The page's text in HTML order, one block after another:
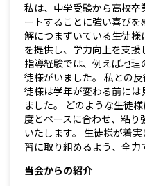
私は、中学受験から高校
ートすることに強い喜び
解につまずいている生徒
を提供し、学力向上を支
指導経験では、例えば地
徒様がいました。 私との
徒様は学年が変わる前には
ました。 どのような生徒
度とペースに合わせ、粘
いたします。 生徒様が着
習に取り組めるよう、全力
当会からの紹介